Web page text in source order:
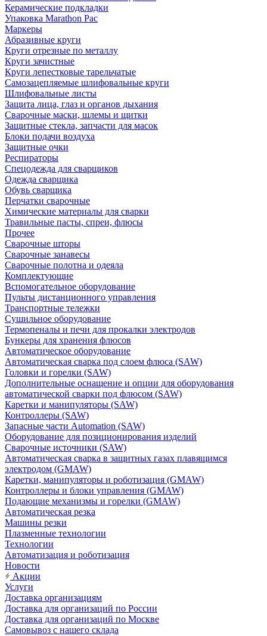
Керамические подкладки
Упаковка Marathon Pac
Маркеры
Абразивные круги
Круги отрезные по металлу
Круги зачистные
Круги лепестковые тарельчатые
Самозацепляемые шлифовальные круги
Шлифовальные листы
Защита лица, глаз и органов дыхания
Сварочные маски, шлемы и щитки
Защитные стекла, запчасти для масок
Блоки подачи воздуха
Защитные очки
Респираторы
Спецодежда для сварщиков
Одежда сварщика
Обувь сварщика
Перчатки сварочные
Химические материалы для сварки
Травильные пасты, спреи, флюсы
Прочее
Сварочные шторы
Сварочные занавесы
Сварочные полотна и одеяла
Комплектующие
Вспомогательное оборудование
Пульты дистанционного управления
Транспортные тележки
Сушильное оборудование
Термопеналы и печи для прокалки электродов
Бункеры для хранения флюсов
Автоматическое оборудование
Автоматическая сварка под слоем флюса (SAW)
Головки и горелки (SAW)
Дополнительные оснащение и опции для оборудования
автоматической сварки под флюсом (SAW)
Каретки и манипуляторы (SAW)
Контроллеры (SAW)
Запасные части Automation (SAW)
Оборудование для позиционирования изделий
Сварочные источники (SAW)
Автоматическая сварка в защитных газах плавящимся
электродом (GMAW)
Каретки, манипуляторы и роботизация (GMAW)
Контроллеры и блоки управления (GMAW)
Подающие механизмы и горелки (GMAW)
Автоматическая резка
Машины резки
Плазменные технологии
Технологии
Автоматизация и роботизация
Новости
Акции
Услуги
Доставка организациям
Доставка для организаций по России
Доставка для организаций по Москве
Самовывоз с нашего склада